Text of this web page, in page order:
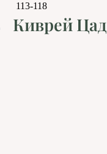
113-118
Киврей